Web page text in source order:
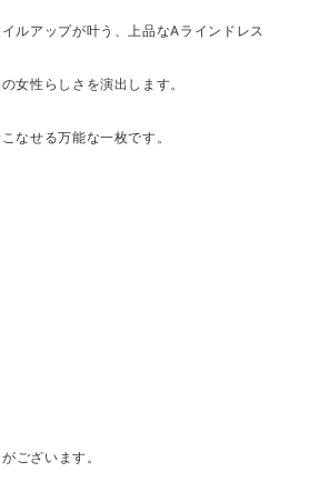
ルアップが叶う、上品なAラインドレス
女性らしさを演出します。
なせる万能な一枚です。
ございます。